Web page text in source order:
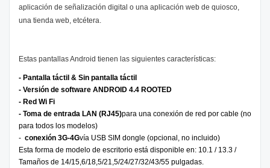
aplicación de señalización digital o una aplicación web de quiosco,
una tienda web, etcétera.
Estas pantallas Android tienen las siguientes características:
- Pantalla táctil & Sin pantalla táctil
- Versión de software ANDROID 4.4 ROOTED
- Red Wi Fi
- Toma de entrada LAN (RJ45)para una conexión de red por cable (no
para todos los modelos)
- conexión 3G-4Gvía USB SIM dongle (opcional, no incluido)
Esta forma de modelo de escritorio está disponible en: 10.1 / 13.3 /
Tamaños de 14/15,6/18,5/21,5/24/27/32/43/55 pulgadas.